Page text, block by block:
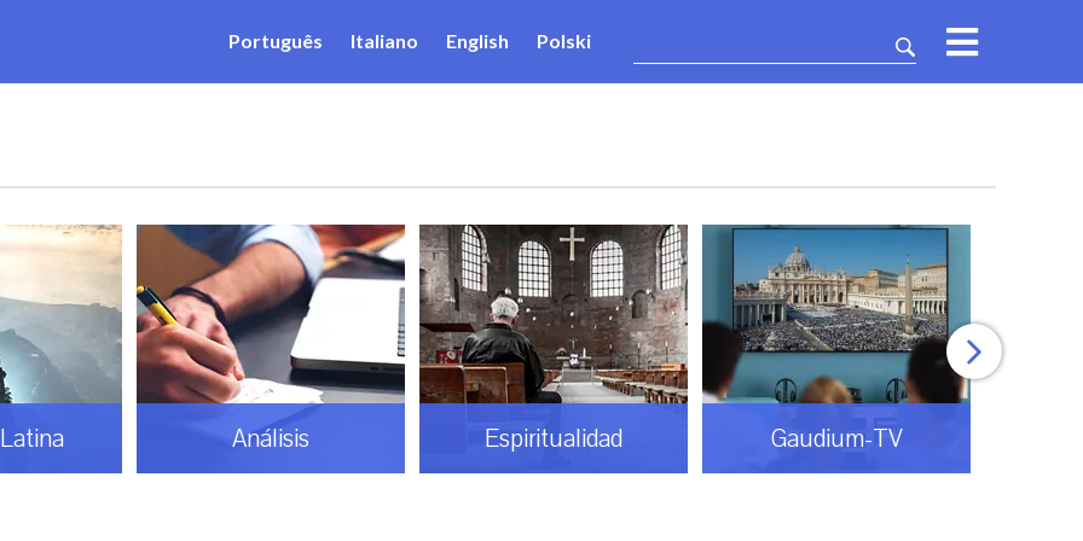
Português Italiano English Polski
Análisis Espiritualidad Gaudium-TV